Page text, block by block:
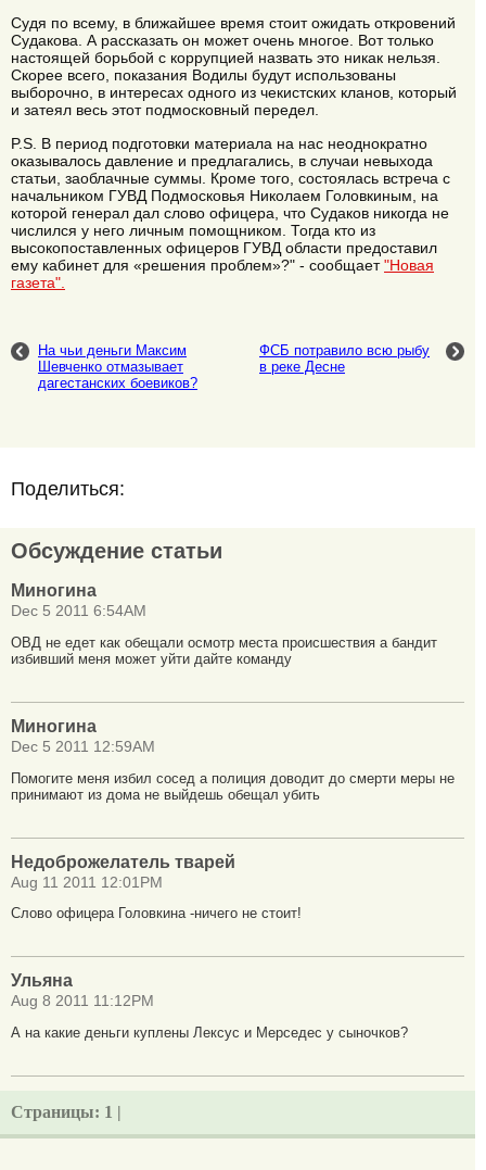
Судя по всему, в ближайшее время стоит ожидать откровений
Судакова. А рассказать он может очень многое. Вот только
настоящей борьбой с коррупцией назвать это никак нельзя.
Скорее всего, показания Водилы будут использованы
выборочно, в интересах одного из чекистских кланов, который
и затеял весь этот подмосковный передел.
P.S. В период подготовки материала на нас неоднократно
оказывалось давление и предлагались, в случаи невыхода
статьи, заоблачные суммы. Кроме того, состоялась встреча с
начальником ГУВД Подмосковья Николаем Головкиным, на
которой генерал дал слово офицера, что Судаков никогда не
числился у него личным помощником. Тогда кто из
высокопоставленных офицеров ГУВД области предоставил
ему кабинет для «решения проблем»?" - сообщает"Новая
газета".
На чьи деньги Максим
Шевченко отмазывает
дагестанских боевиков?
ФСБ потравило всю рыбу
в реке Десне
Поделиться:
Обсуждение статьи
Миногина
Dec 5 2011 6:54AM
ОВД не едет как обещали осмотр места происшествия а бандит
избивший меня может уйти дайте команду
Миногина
Dec 5 2011 12:59AM
Помогите меня избил сосед а полиция доводит до смерти меры не
принимают из дома не выйдешь обещал убить
Недоброжелатель тварей
Aug 11 2011 12:01PM
Слово офицера Головкина -ничего не стоит!
Ульяна
Aug 8 2011 11:12PM
А на какие деньги куплены Лексус и Мерседес у сыночков?
Страницы: 1 |